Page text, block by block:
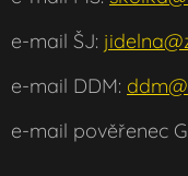
e-mail ŠJ:
e-mail DDM:
e-mail pověřenec